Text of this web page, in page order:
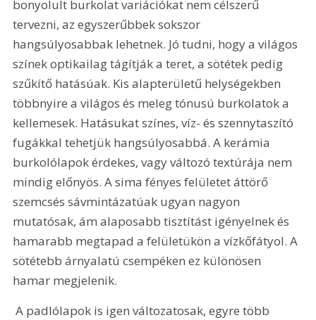
bonyolult burkolat variációkat nem célszerű
tervezni, az egyszerűbbek sokszor
hangsúlyosabbak lehetnek. Jó tudni, hogy a világos
színek optikailag tágítják a teret, a sötétek pedig
szűkítő hatásúak. Kis alapterületű helységekben
többnyire a világos és meleg tónusú burkolatok a
kellemesek. Hatásukat színes, víz- és szennytaszító
fugákkal tehetjük hangsúlyosabbá. A kerámia
burkolólapok érdekes, vagy változó textúrája nem
mindig előnyös. A sima fényes felületet áttörő
szemcsés sávmintázatúak ugyan nagyon
mutatósak, ám alaposabb tisztítást igényelnek és
hamarabb megtapad a felületükön a vízkőfátyol. A
sötétebb árnyalatú csempéken ez különösen
hamar megjelenik.
A padlólapok is igen változatosak, egyre több